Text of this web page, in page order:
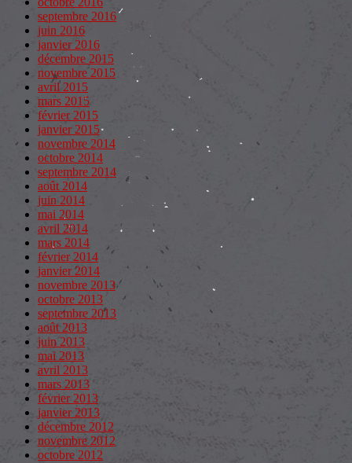
septembre 2016
juin 2016
janvier 2016
décembre 2015
novembre 2015
avril 2015
mars 2015
février 2015
janvier 2015
novembre 2014
octobre 2014
septembre 2014
août 2014
juin 2014
mai 2014
avril 2014
mars 2014
février 2014
janvier 2014
novembre 2013
octobre 2013
septembre 2013
août 2013
juin 2013
mai 2013
avril 2013
mars 2013
février 2013
janvier 2013
décembre 2012
novembre 2012
octobre 2012